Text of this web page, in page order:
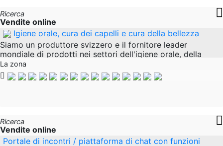
Ricerca
Vendite online
Igiene orale, cura dei capelli e cura della bellezza
Siamo un produttore svizzero e il fornitore leader
mondiale di prodotti nei settori dell'igiene orale, della
cura dei capelli e della bellezza. La qualità dei nostri
prodotti gode della massima
La zona
Ricerca
Vendite online
Portale di incontri / piattaforma di chat con funzioni